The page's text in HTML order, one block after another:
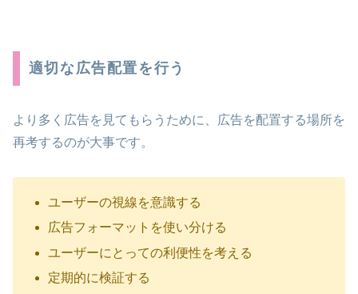
適切な広告配置を行う
より多く広告を見てもらうために、広告を配置する場所を
再考するのが大事です。
ユーザーの視線を意識する
広告フォーマットを使い分ける
ユーザーにとっての利便性を考える
定期的に検証する